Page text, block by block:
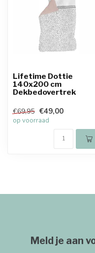
Lifetime Dottie
140x200 cm
Dekbedovertrek
€69,95 €49,00
op voorraad
Meld je aan